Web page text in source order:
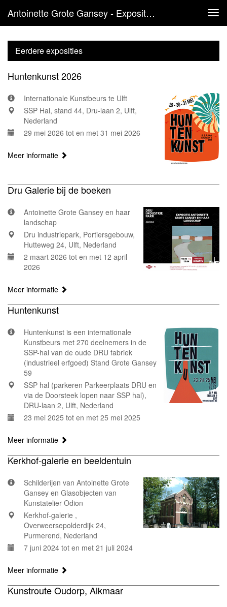
Antoinette Grote Gansey - Exposities
Eerdere exposities
Huntenkunst 2026
Internationale Kunstbeurs te Ulft
SSP Hal, stand 44, Dru-laan 2, Ulft,
Nederland
29 mei 2026 tot en met 31 mei 2026
Meer informatie
Dru Galerie bij de boeken
Antoinette Grote Gansey en haar
landschap
Dru industriepark, Portiersgebouw,
Hutteweg 24, Ulft, Nederland
2 maart 2026 tot en met 12 april
2026
Meer informatie
Huntenkunst
Huntenkunst is een internationale
Kunstbeurs met 270 deelnemers in de
SSP-hal van de oude DRU fabriek
(industrieel erfgoed) Stand Grote Gansey
59
SSP hal (parkeren Parkeerplaats DRU en
via de Doorsteek lopen naar SSP hal),
DRU-laan 2, Ulft, Nederland
23 mei 2025 tot en met 25 mei 2025
Meer informatie
Kerkhof-galerie en beeldentuin
Schilderijen van Antoinette Grote
Gansey en Glasobjecten van
Kunstatelier Odion
Kerkhof-galerie ,
Overweersepolderdijk 24,
Purmerend, Nederland
7 juni 2024 tot en met 21 juli 2024
Meer informatie
Kunstroute Oudorp, Alkmaar